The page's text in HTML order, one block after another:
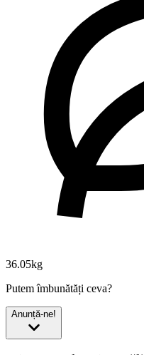
36.05kg
Putem îmbunătăți ceva?
Anunță-ne!